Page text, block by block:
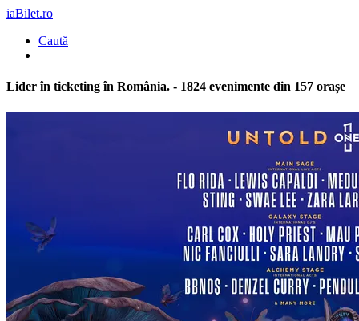
iaBilet.ro
Caută
Lider în ticketing în România. - 1824 evenimente din 157 orașe